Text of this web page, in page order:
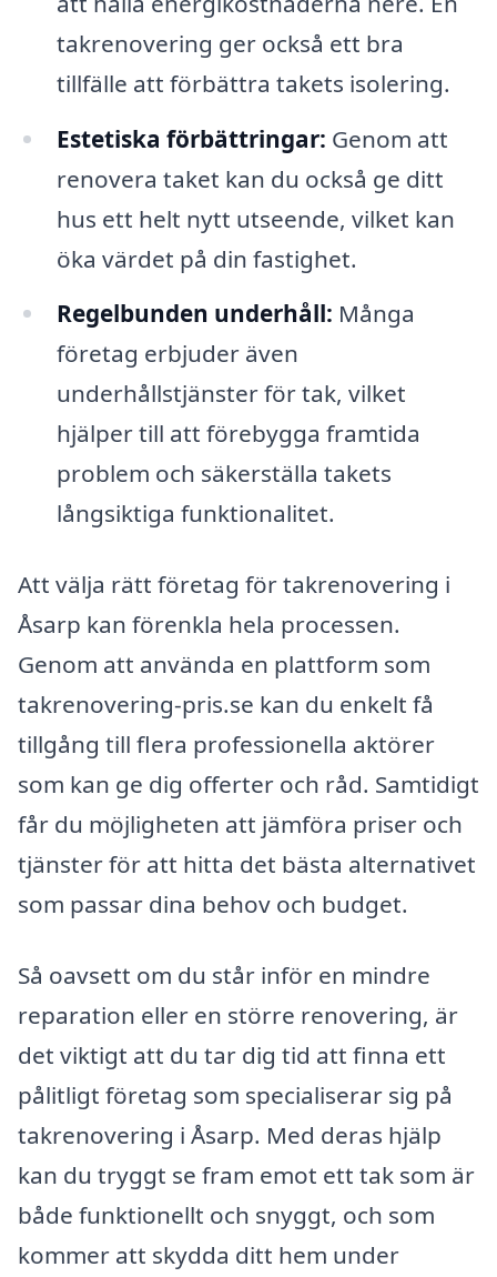
takrenovering ger också ett bra
tillfälle att förbättra takets isolering.
Estetiska förbättringar: Genom att
renovera taket kan du också ge ditt
hus ett helt nytt utseende, vilket kan
öka värdet på din fastighet.
Regelbunden underhåll: Många
företag erbjuder även
underhållstjänster för tak, vilket
hjälper till att förebygga framtida
problem och säkerställa takets
långsiktiga funktionalitet.
Att välja rätt företag för takrenovering i
Åsarp kan förenkla hela processen.
Genom att använda en plattform som
takrenovering-pris.se kan du enkelt få
tillgång till flera professionella aktörer
som kan ge dig offerter och råd. Samtidigt
får du möjligheten att jämföra priser och
tjänster för att hitta det bästa alternativet
som passar dina behov och budget.
Så oavsett om du står inför en mindre
reparation eller en större renovering, är
det viktigt att du tar dig tid att finna ett
pålitligt företag som specialiserar sig på
takrenovering i Åsarp. Med deras hjälp
kan du tryggt se fram emot ett tak som är
både funktionellt och snyggt, och som
kommer att skydda ditt hem under